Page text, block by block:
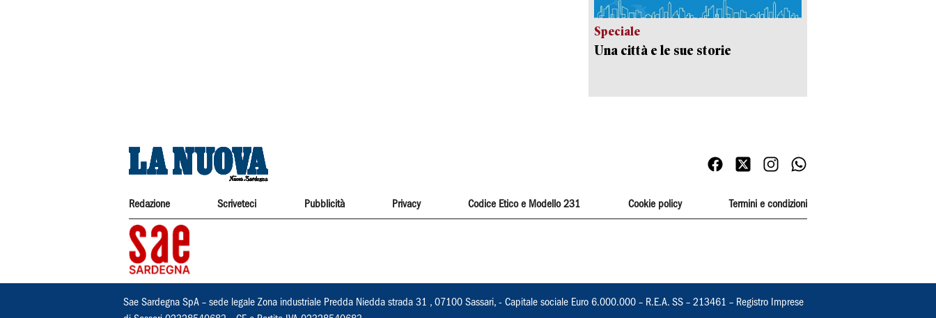
Speciale
Una città e le sue storie
Redazione Scriveteci Pubblicità Privacy Codice Etico e Modello 231 Cookie policy Termini e condizioni
Sae Sardegna SpA – sede legale Zona industriale Predda Niedda strada 31 , 07100 Sassari, - Capitale sociale Euro 6.000.000 – R.E.A. SS – 213461 – Registro Imprese